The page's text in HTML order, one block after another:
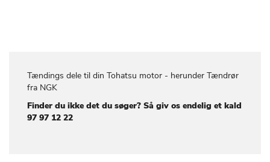
Tændings dele til din Tohatsu motor - herunder Tændrør
fra NGK
Finder du ikke det du søger? Så giv os endelig et kald
97 97 12 22